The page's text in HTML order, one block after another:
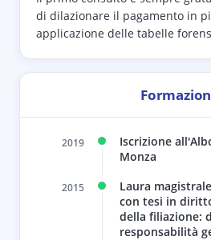
di dilazionare il pagamento in
applicazione delle tabelle
2019
Iscrizione
Monza
2015
Laura
con tesi in
della filiazione:
responsabilità